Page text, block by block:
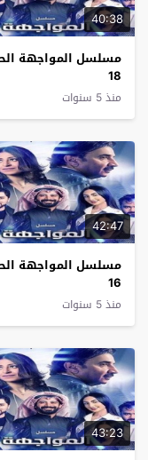
40:38
مسلسل المواجهة
18
منذ 5 سنوات
42:47
مسلسل المواجهة
16
منذ 5 سنوات
43:23